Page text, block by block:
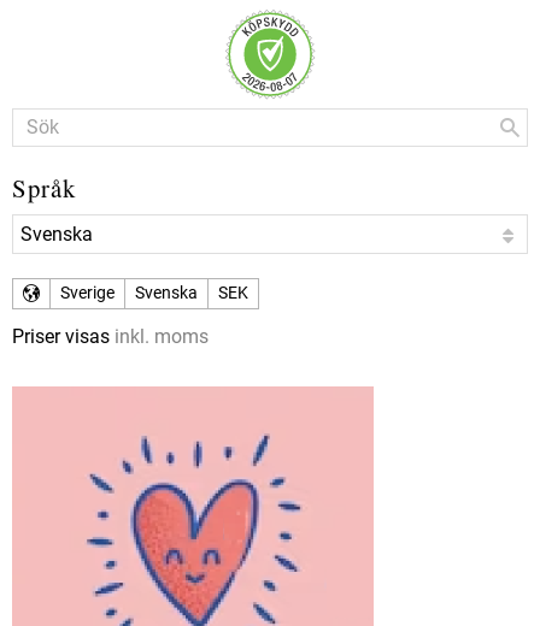
Språk
Sverige Svenska SEK
Priser visas inkl. moms